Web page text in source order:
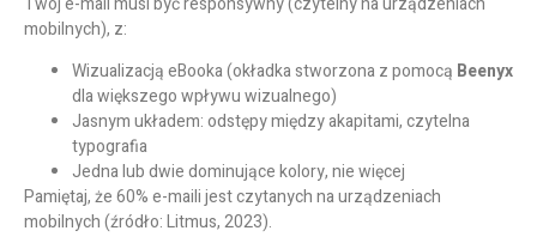
mobilnych), z:
Wizualizacją eBooka (okładka stworzona z pomocą Beenyx
dla większego wpływu wizualnego)
Jasnym układem: odstępy między akapitami, czytelna
typografia
Jedna lub dwie dominujące kolory, nie więcej
Pamiętaj, że60% e-maili jest czytanych na urządzeniach
mobilnych(źródło: Litmus, 2023).